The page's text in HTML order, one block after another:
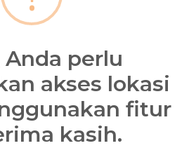
Anda perlu
akses lokasi
fitur
kasih.